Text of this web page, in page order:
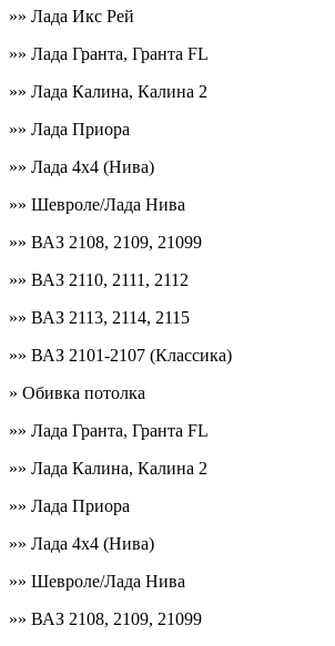
»» Лада Икс Рей
»» Лада Гранта, Гранта FL
»» Лада Калина, Калина 2
»» Лада Приора
»» Лада 4х4 (Нива)
»» Шевроле/Лада Нива
»» ВАЗ 2108, 2109, 21099
»» ВАЗ 2110, 2111, 2112
»» ВАЗ 2113, 2114, 2115
»» ВАЗ 2101-2107 (Классика)
» Обивка потолка
»» Лада Гранта, Гранта FL
»» Лада Калина, Калина 2
»» Лада Приора
»» Лада 4х4 (Нива)
»» Шевроле/Лада Нива
»» ВАЗ 2108, 2109, 21099